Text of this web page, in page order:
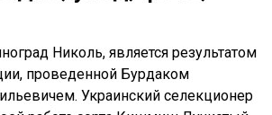
Николь, является результатом
проведенной Бурдаком
Украинский селекционер